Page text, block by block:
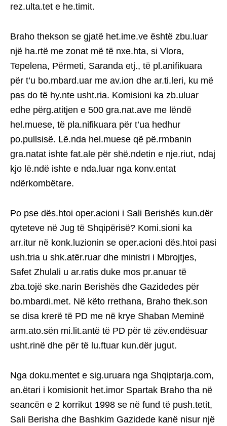
rez.ulta.tet e he.timit.
Braho thekson se gjatë het.ime.ve është zbu.luar
një ha.rtë me zonat më të nxe.hta, si Vlora,
Tepelena, Përmeti, Saranda etj., të pl.anifikuara
për t’u bo.mbard.uar me av.ion dhe ar.ti.leri, ku më
pas do të hy.nte usht.ria. Komisioni ka zb.uluar
edhe përg.atitjen e 500 gra.nat.ave me lëndë
hel.muese, të pla.nifikuara për t’ua hedhur
po.pullsisë. Lë.nda hel.muese që pë.rmbanin
gra.natat ishte fat.ale për shë.ndetin e nje.riut, ndaj
kjo lē.ndë ishte e nda.luar nga konv.entat
ndërkombëtare.
Po pse dës.htoi oper.acioni i Sali Berishës kun.dër
qyteteve në Jug të Shqipërisë? Komi.sioni ka
arr.itur në konk.luzionin se oper.acioni dës.htoi pasi
ush.tria u shk.atër.ruar dhe ministri i Mbrojtjes,
Safet Zhulali u ar.ratis duke mos pr.anuar të
zba.tojë ske.narin Berishës dhe Gazidedes për
bo.mbardi.met. Në këto rrethana, Braho thek.son
se disa krerë të PD me në krye Shaban Meminë
arm.ato.sën mi.lit.antë të PD për të zëv.endësuar
usht.rinë dhe për të lu.ftuar kun.dër jugut.
Nga doku.mentet e sig.uruara nga Shqiptarja.com,
an.ëtari i komisionit het.imor Spartak Braho tha në
seancën e 2 korrikut 1998 se në fund të push.tetit,
Sali Berisha dhe Bashkim Gazidede kanë nisur një